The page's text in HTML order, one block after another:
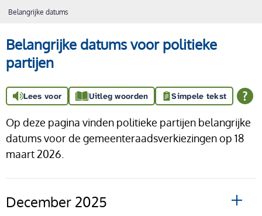
Belangrijke datums
Belangrijke datums voor politieke
partijen
Lees voor Uitleg woorden Simpele tekst
Op deze pagina vinden politieke partijen belangrijke
datums voor de gemeenteraadsverkiezingen op 18
maart 2026.
December 2025